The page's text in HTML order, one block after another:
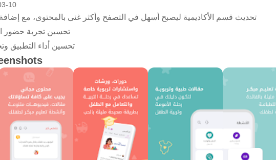
10
* تحديث قسم الأكاديمية ليصبح أسهل في التصفح وأكثر غنى بالمحتوى، مع
* تحسين تجربة حضور
* تحسين أداء التطبيق